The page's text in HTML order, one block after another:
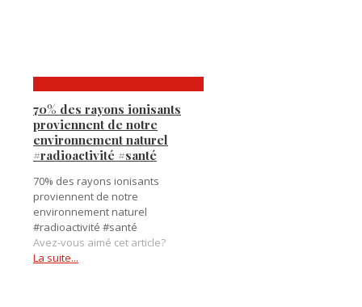
70% des rayons ionisants
proviennent de notre
environnement naturel
#radioactivité #santé
70% des rayons ionisants
proviennent de notre
environnement naturel
#radioactivité #santé
Avez-vous aimé cet article?
La suite...